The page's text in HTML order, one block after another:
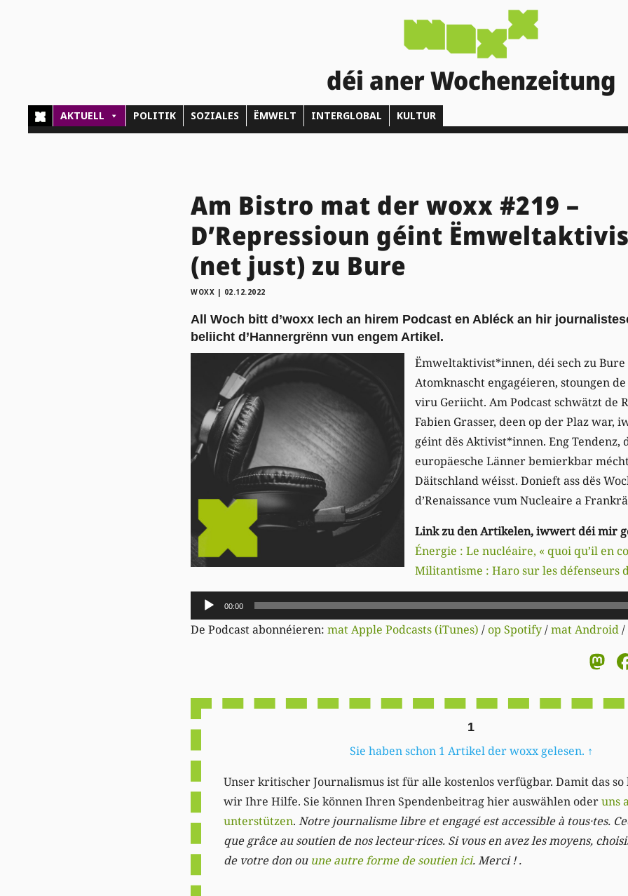
déi aner Wochenzeitung
AKTUELL POLITIK SOZIALES ËMWELT INTERGLOBAL KULTUR
Am Bistro mat der woxx #219 –
D’Repressioun géint
(net just) zu Bure
WOXX | 02.12.2022
All Woch bitt d’woxx Iech an hirem Podcast en Abléck an hir
beliicht d’Hannergrënn vun engem Artikel.
Ëmweltaktivist*innen, déi sech zu
Atomknascht engagéieren, stoungen
viru Geriicht. Am Podcast schwätzt de
Fabien Grasser, deen op der Plaz war,
géint dës Aktivist*innen. Eng Tendenz,
europäesche Länner bemierkbar
Däitschland wéisst. Donieft ass dës
d’Renaissance vum Nucleaire a
Link zu den Artikelen, iwwert déi mir
Énergie : Le nucléaire, « quoi qu’il en
Militantisme : Haro sur les défenseurs
Audio-
Player
00:00
De Podcast abonnéieren: mat Apple Podcasts (iTunes) /op Spotify/mat Android/
1
Sie haben schon 1 Artikel der woxx gelesen. ↑
Unser kritischer Journalismus ist für alle kostenlos verfügbar. Damit das
wir Ihre Hilfe. Sie können Ihren Spendenbeitrag hier auswählen oderuns
unterstützen. Notre journalisme libre et engagé est accessible à tous·tes.
que grâce au soutien de nos lecteur·rices. Si vous en avez les moyens,
de votre don ou une autre forme de soutien ici. Merci ! .